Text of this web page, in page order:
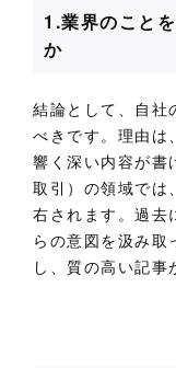
1.業界のこと
か
結論として、自社
べきです。理由は
響く深い内容が書
取引）の領域では
右されます。過去
らの意図を汲み
し、質の高い記事